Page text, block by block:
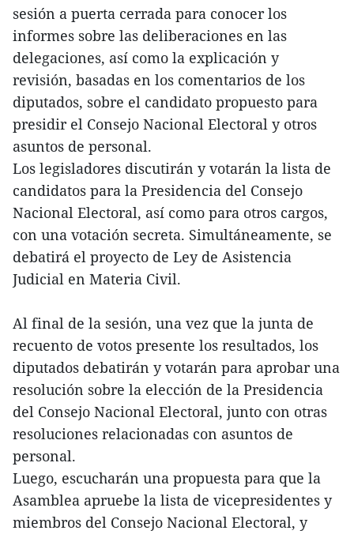
sesión a puerta cerrada para conocer los
informes sobre las deliberaciones en las
delegaciones, así como la explicación y
revisión, basadas en los comentarios de los
diputados, sobre el candidato propuesto para
presidir el Consejo Nacional Electoral y otros
asuntos de personal.
Los legisladores discutirán y votarán la lista de
candidatos para la Presidencia del Consejo
Nacional Electoral, así como para otros cargos,
con una votación secreta. Simultáneamente, se
debatirá el proyecto de Ley de Asistencia
Judicial en Materia Civil.
Al final de la sesión, una vez que la junta de
recuento de votos presente los resultados, los
diputados debatirán y votarán para aprobar una
resolución sobre la elección de la Presidencia
del Consejo Nacional Electoral, junto con otras
resoluciones relacionadas con asuntos de
personal.
Luego, escucharán una propuesta para que la
Asamblea apruebe la lista de vicepresidentes y
miembros del Consejo Nacional Electoral, y